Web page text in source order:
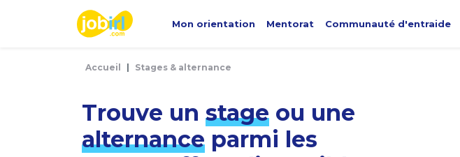
Mon orientation Mentorat Communauté d'entraide
Accueil Stages & alternance
Trouve un stage ou une
alternance parmi les
Panneau de gestion des cookies